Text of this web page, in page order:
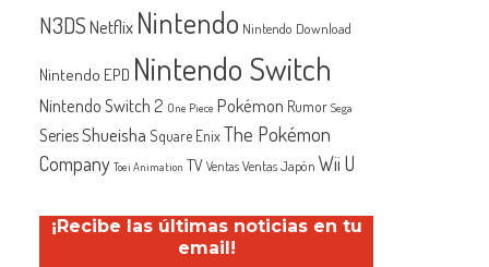
N3DSNetflix Nintendo Nintendo Download
Nintendo EPD Nintendo Switch
Nintendo Switch 2 One Piece Pokémon Rumor Sega
SeriesShueisha Square EnixThe Pokémon
Company Toei Animation TV Ventas Ventas Japón Wii U
¡Recibe las últimas noticias en tu
email!